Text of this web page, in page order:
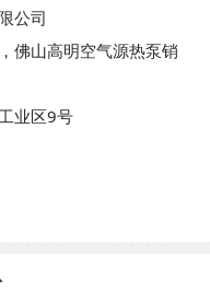
公司
佛山高明空气源热泵销
业区9号